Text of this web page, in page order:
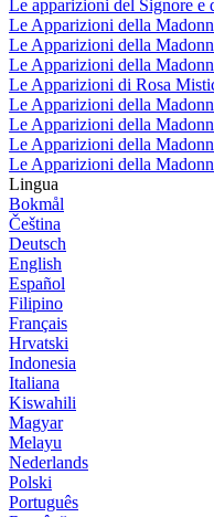
Le apparizioni del Signore e
Le Apparizioni della
Le Apparizioni della
Le Apparizioni della
Le Apparizioni di Rosa
Le Apparizioni della
Le Apparizioni della
Le Apparizioni della
Le Apparizioni della
Lingua
Bokmål
Čeština
Deutsch
English
Español
Filipino
Français
Hrvatski
Indonesia
Italiana
Kiswahili
Magyar
Melayu
Nederlands
Polski
Português